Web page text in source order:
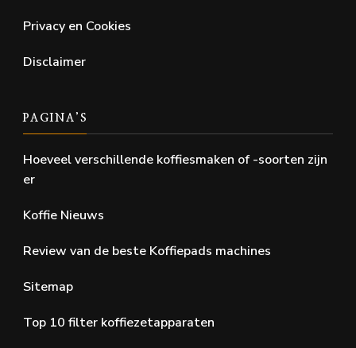
Privacy en Cookies
Disclaimer
PAGINA’S
Hoeveel verschillende koffiesmaken of -soorten zijn
er
Koffie Nieuws
Review van de beste Koffiepads machines
Sitemap
Top 10 filter koffiezetapparaten